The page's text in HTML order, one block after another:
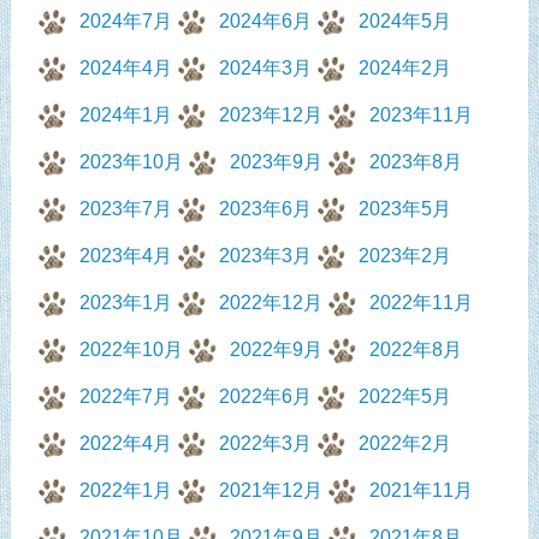
2024年7月 2024年6月 2024年5月
2024年4月 2024年3月 2024年2月
2024年1月 2023年12月 2023年11月
2023年10月 2023年9月 2023年8月
2023年7月 2023年6月 2023年5月
2023年4月 2023年3月 2023年2月
2023年1月 2022年12月 2022年11月
2022年10月 2022年9月 2022年8月
2022年7月 2022年6月 2022年5月
2022年4月 2022年3月 2022年2月
2022年1月 2021年12月 2021年11月